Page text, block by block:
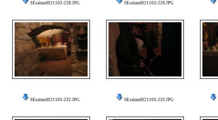
SEsalaud021103-228.JPG SEsalaud021103-229.JPG
SEsalaud021103-232.JPG SEsalaud021103-233.JPG